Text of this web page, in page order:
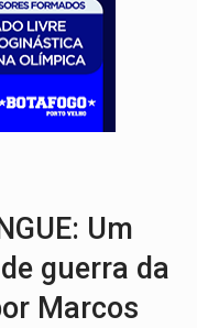
Polícia Civil deflagra a terceira fase da
Empresa e ONG que recebeu R$ 12 mi em emendas
Justiça Eleitoral manda tirar vídeo com suposta
Um
guerra da
Marcos